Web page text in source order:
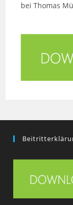
bei Thomas